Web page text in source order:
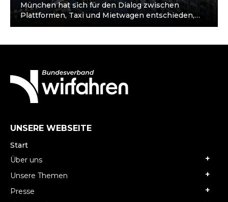
München hat sich für den Dialog zwischen
Plattformen, Taxi und Mietwagen entschieden,
anstatt starre Mindestpreise für Mietwagen
UNSERE WEBSEITE
Start
Über uns
Unsere Themen
Presse